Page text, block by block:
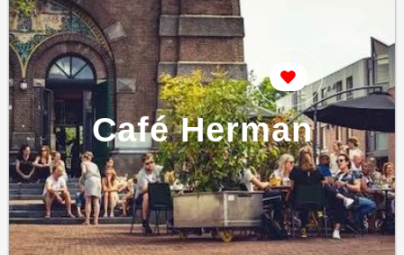
Favorite
Café Herman